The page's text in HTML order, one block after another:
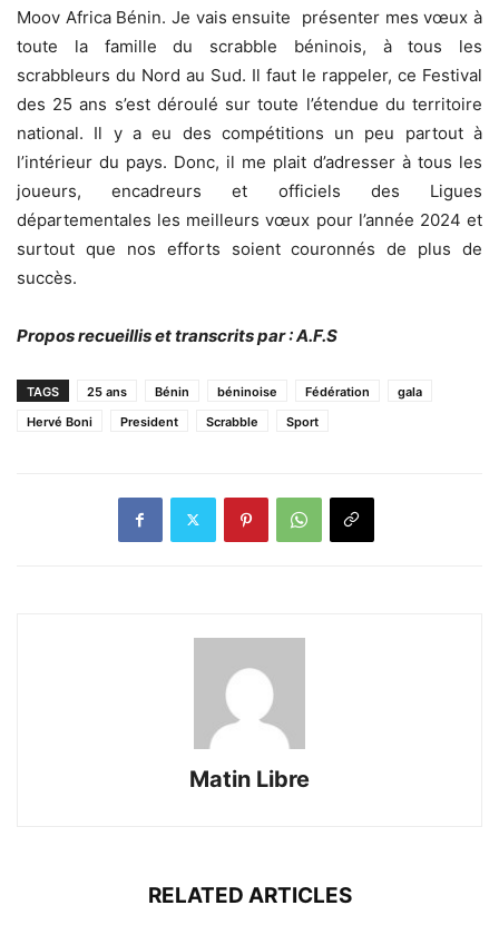
Moov Africa Bénin. Je vais ensuite présenter mes vœux à
toute la famille du scrabble béninois, à tous les
scrabbleurs du Nord au Sud. Il faut le rappeler, ce Festival
des 25 ans s’est déroulé sur toute l’étendue du territoire
national. Il y a eu des compétitions un peu partout à
l’intérieur du pays. Donc, il me plait d’adresser à tous les
joueurs, encadreurs et officiels des Ligues
départementales les meilleurs vœux pour l’année 2024 et
surtout que nos efforts soient couronnés de plus de
succès.
Propos recueillis et transcrits par : A.F.S
TAGS 25 ans Bénin béninoise Fédération
gala
Hervé Boni
President Scrabble Sport
Matin Libre
RELATED ARTICLES